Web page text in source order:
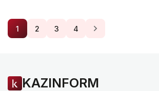
1 2 3 4
KAZINFORM